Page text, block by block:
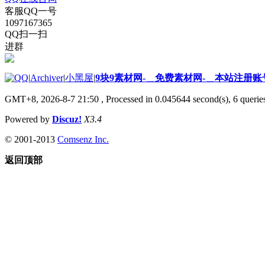
客服QQ一号
1097167365
QQ扫一扫
进群
|Archiver|小黑屋|9块9素材网-＿免费素材网-＿本站注册账
GMT+8, 2026-8-7 21:50 , Processed in 0.045644 second(s), 6
Powered by Discuz! X3.4
© 2001-2013 Comsenz Inc.
返回顶部